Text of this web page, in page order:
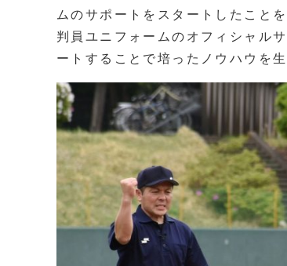
ムのサポートをスタートしたことを
判員ユニフォームのオフィシャル
ートすることで培ったノウハウを